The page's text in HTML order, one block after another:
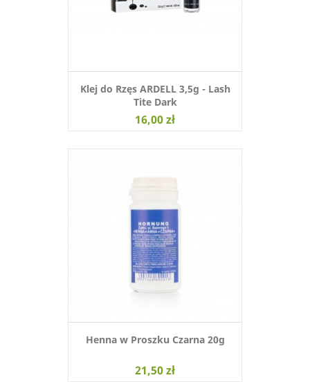
Klej do Rzęs ARDELL 3,5g - Lash
Tite Dark
16,00 zł
Henna w Proszku Czarna 20g
21,50 zł